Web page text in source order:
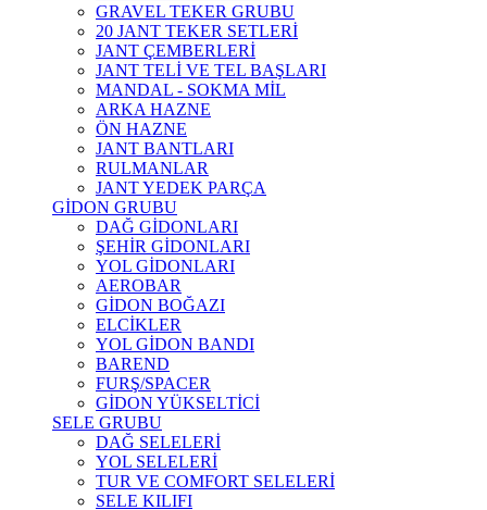
GRAVEL TEKER GRUBU
20 JANT TEKER SETLERİ
JANT ÇEMBERLERİ
JANT TELİ VE TEL BAŞLARI
MANDAL - SOKMA MİL
ARKA HAZNE
ÖN HAZNE
JANT BANTLARI
RULMANLAR
JANT YEDEK PARÇA
GİDON GRUBU
DAĞ GİDONLARI
ŞEHİR GİDONLARI
YOL GİDONLARI
AEROBAR
GİDON BOĞAZI
ELCİKLER
YOL GİDON BANDI
BAREND
FURŞ/SPACER
GİDON YÜKSELTİCİ
SELE GRUBU
DAĞ SELELERİ
YOL SELELERİ
TUR VE COMFORT SELELERİ
SELE KILIFI